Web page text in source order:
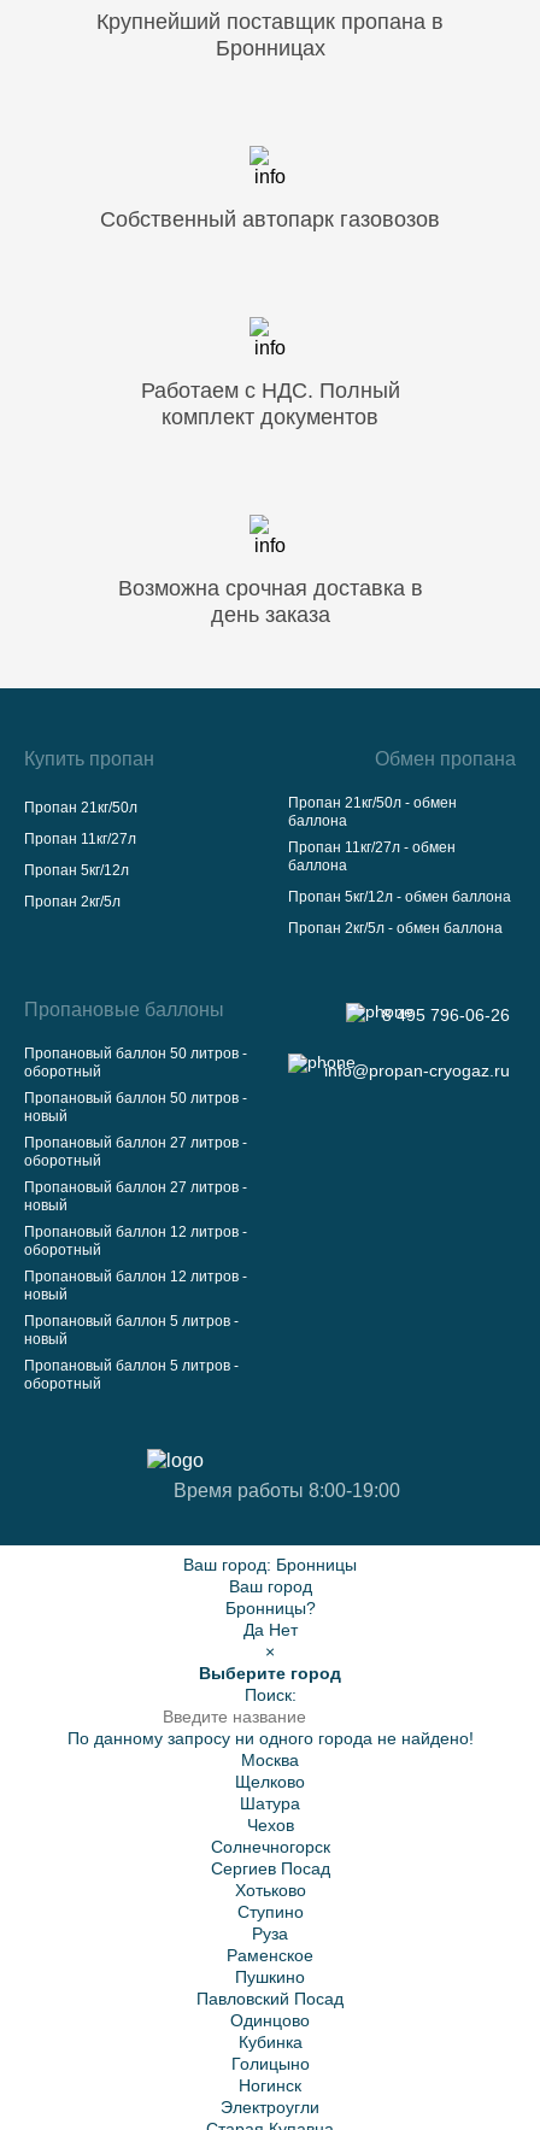
Крупнейший поставщик пропана в
Бронницах
Собственный автопарк газовозов
Работаем с НДС. Полный
комплект документов
Возможна срочная доставка в
день заказа
Купить пропан
Пропан 21кг/50л
Пропан 11кг/27л
Пропан 5кг/12л
Пропан 2кг/5л
Обмен пропана
Пропан 21кг/50л - обмен
баллона
Пропан 11кг/27л - обмен
баллона
Пропан 5кг/12л - обмен баллона
Пропан 2кг/5л - обмен баллона
Пропановые баллоны
Пропановый баллон 50 литров -
оборотный
Пропановый баллон 50 литров -
новый
Пропановый баллон 27 литров -
оборотный
Пропановый баллон 27 литров -
новый
Пропановый баллон 12 литров -
оборотный
Пропановый баллон 12 литров -
новый
Пропановый баллон 5 литров -
новый
Пропановый баллон 5 литров -
оборотный
8 495 796-06-26
info@propan-cryogaz.ru
Время работы 8:00-19:00
Ваш город: Бронницы
Ваш город
Бронницы?
Да Нет
×
Выберите город
Поиск:
По данному запросу ни одного города не найдено!
Москва
Щелково
Шатура
Чехов
Солнечногорск
Сергиев Посад
Хотьково
Ступино
Руза
Раменское
Пушкино
Павловский Посад
Одинцово
Кубинка
Голицыно
Ногинск
Электроугли